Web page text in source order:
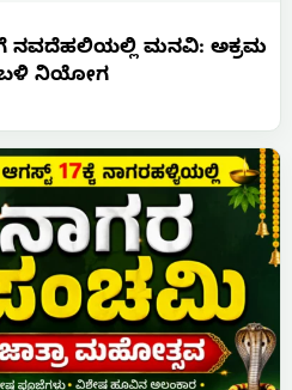
ನವದೆಹಲಿಯಲ್ಲಿ ಮನವಿ: ಅಕ್ರಮ
ನಿಯೋಗ